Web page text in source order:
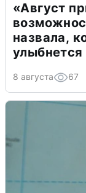
«Август
назвала,
улыбнется
8 августа 67